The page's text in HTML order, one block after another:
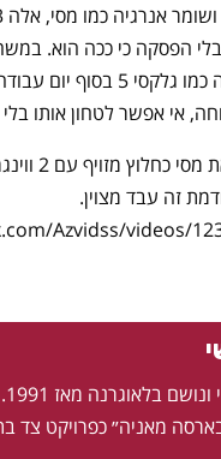
הפסקה כי ככה הוא.
האחרונים הוא נראה כמו גלקסי 5
אי אפשר לטחון אותו
אני אשמח לראות את מסי
זה עבד מצוין.
Azvidss/videos/
מאניה״ כפרויקט צד